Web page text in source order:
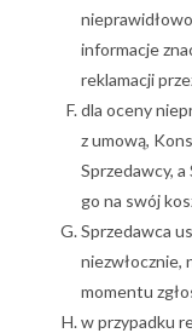
informacje
reklamacji
dla oceny
z umową,
Sprzedawcy,
go na swój
Sprzedawca
niezwłocznie,
momentu
w przypadku